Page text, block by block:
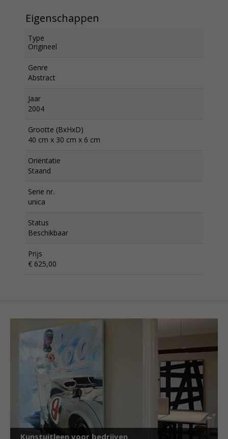
Eigenschappen
Type
Origineel
Genre
Abstract
Jaar
2004
Grootte (BxHxD)
40 cm x 30 cm x 6 cm
Oriëntatie
Staand
Serie nr.
unica
Status
Beschikbaar
Prijs
€ 625,00
Kunstuitleen voor bedrijven